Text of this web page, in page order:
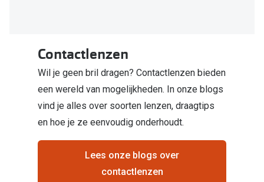
Contactlenzen
Wil je geen bril dragen? Contactlenzen bieden
een wereld van mogelijkheden. In onze blogs
vind je alles over soorten lenzen, draagtips
en hoe je ze eenvoudig onderhoudt.
Lees onze blogs over
contactlenzen